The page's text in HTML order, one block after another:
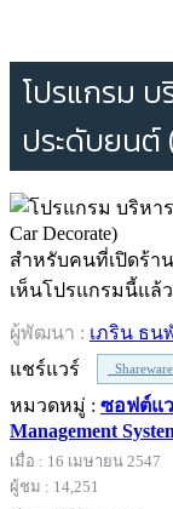
โปรแกรม
ประดับยนต์
สำหรับคนที่เปิดร้า
เห็นโปรแกรมนี้แล้
ผู้พัฒนา : เภริน ธน
แชร์แวร์
หมวดหมู่ : ซอฟต์แว
Management
เมื่อ : 16 เมษายน 2547
ผู้ชม : 14,251